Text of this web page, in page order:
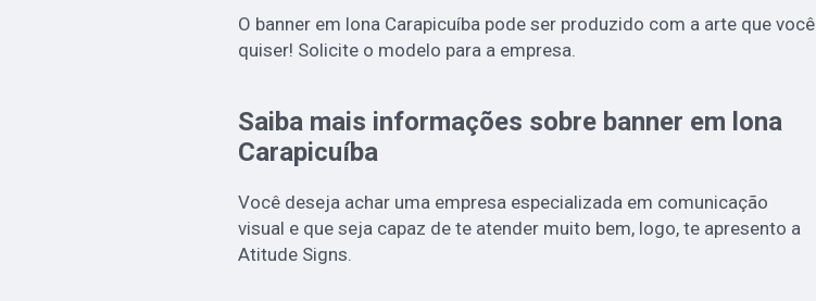
O banner em lona Carapicuíba pode ser produzido com a arte que você
quiser! Solicite o modelo para a empresa.
Saiba mais informações sobre banner em lona
Carapicuíba
Você deseja achar uma empresa especializada em comunicação
visual e que seja capaz de te atender muito bem, logo, te apresento a
Atitude Signs.